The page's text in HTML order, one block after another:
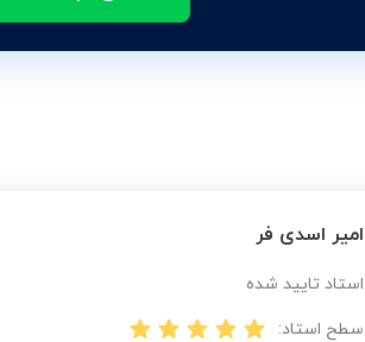
امیر اسدی فر
استاد تایید شده
سطح استاد: